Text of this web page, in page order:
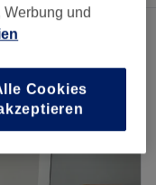
Westfalen
Werbung und
Cookies